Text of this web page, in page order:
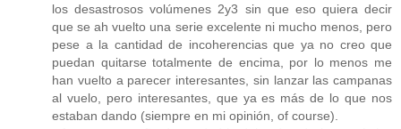
los desastrosos volúmenes 2y3 sin que eso quiera decir
que se ah vuelto una serie excelente ni mucho menos, pero
pese a la cantidad de incoherencias que ya no creo que
puedan quitarse totalmente de encima, por lo menos me
han vuelto a parecer interesantes, sin lanzar las campanas
al vuelo, pero interesantes, que ya es más de lo que nos
estaban dando (siempre en mi opinión, of course).